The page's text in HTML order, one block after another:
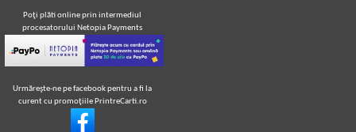
Poţi plăti online prin intermediul
procesatorului Netopia Payments
Urmăreşte-ne pe facebook pentru a fi la
curent cu promoţiile PrintreCarti.ro